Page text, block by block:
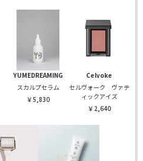
YUMEDREAMING
スカルプセラム
￥5,830
Celvoke
セルヴォーク ヴァテ
ィックアイズ
￥2,640